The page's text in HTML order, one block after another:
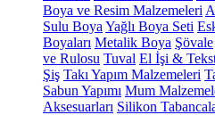
Boya ve Resim Malzemeleri
Sulu Boya Yağlı Boya Seti
Boyaları Metalik Boya Şövale
ve Rulosu Tuval El İşi &
Şiş Takı Yapım Malzemeleri
Sabun Yapımı Mum
Aksesuarları Silikon